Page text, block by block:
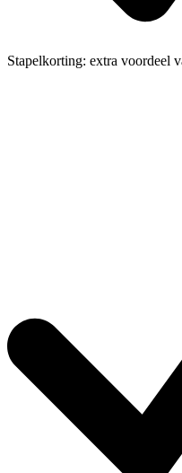
Stapelkorting: extra voordeel